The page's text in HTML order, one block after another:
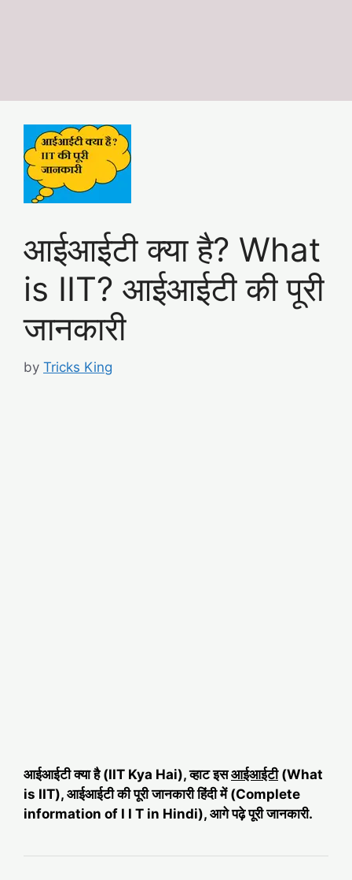
आईआईटी क्या है? What
is IIT? आईआईटी की पूरी
जानकारी
by Tricks King
आईआईटी क्या है (IIT Kya Hai), व्हाट इसआईआईटी(What
is IIT), आईआईटी की पूरी जानकारी हिंदी में (Complete
information of I I T in Hindi), आगे पढ़े पूरी जानकारी.